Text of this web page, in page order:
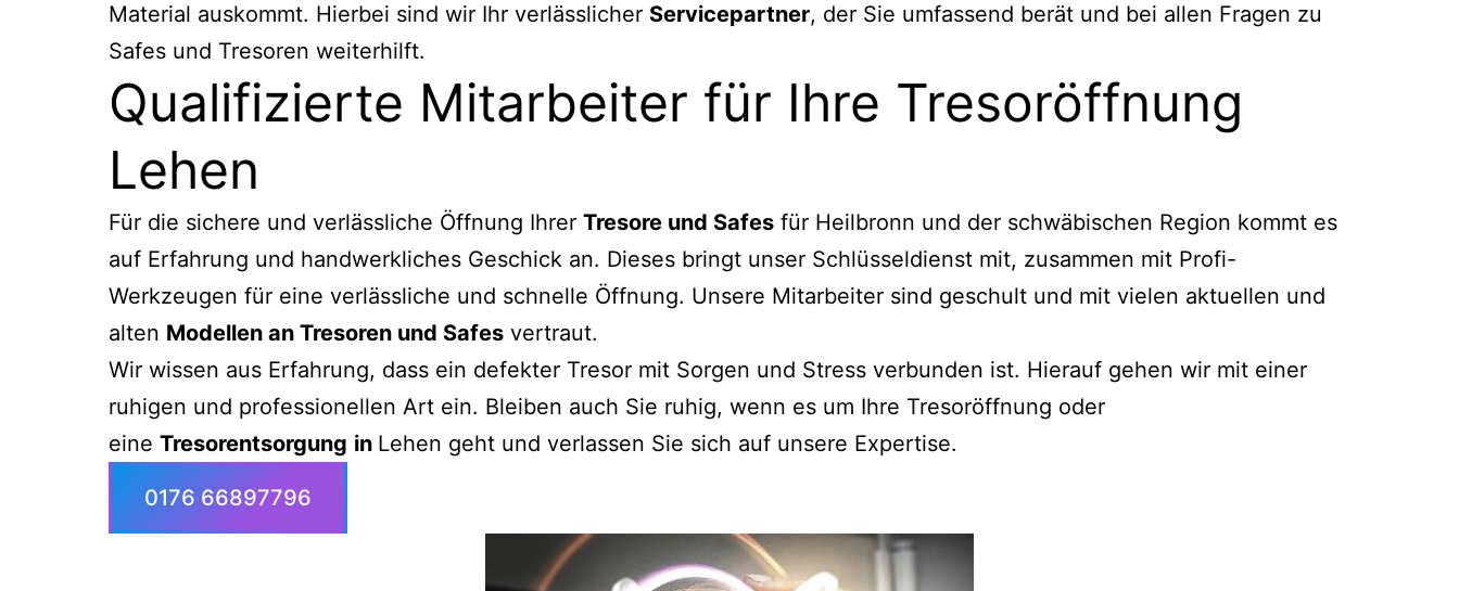
Material auskommt. Hierbei sind wir Ihr verlässlicher Servicepartner, der Sie umfassend berät und bei allen Fragen zu
Safes und Tresoren weiterhilft.
Qualifizierte Mitarbeiter für Ihre Tresoröffnung
Lehen
Für die sichere und verlässliche Öffnung Ihrer Tresore und Safes für Heilbronn und der schwäbischen Region kommt es
auf Erfahrung und handwerkliches Geschick an. Dieses bringt unser Schlüsseldienst mit, zusammen mit Profi-
Werkzeugen für eine verlässliche und schnelle Öffnung. Unsere Mitarbeiter sind geschult und mit vielen aktuellen und
alten Modellen an Tresoren und Safes vertraut.
Wir wissen aus Erfahrung, dass ein defekter Tresor mit Sorgen und Stress verbunden ist. Hierauf gehen wir mit einer
ruhigen und professionellen Art ein. Bleiben auch Sie ruhig, wenn es um Ihre Tresoröffnung oder
eine Tresorentsorgung in Lehen geht und verlassen Sie sich auf unsere Expertise.
0176 66897796